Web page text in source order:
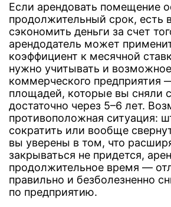
Если арендовать помещение
продолжительный срок, есть
сэкономить деньги за счет
арендодатель может
коэффициент к месячной
нужно учитывать и
коммерческого предприятия
площадей, которые вы сняли
достаточно через 5–6 лет.
противоположная ситуация:
сократить или вообще
вы уверены в том, что
закрываться не придется,
продолжительное время —
правильно и безболезненно
по предприятию.